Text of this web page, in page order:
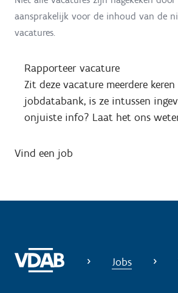
aansprakelijk voor de inhoud van de
vacatures.
Rapporteer vacature
Zit deze vacature meerdere
jobdatabank, is ze intussen
onjuiste info? Laat het ons
Vind een job
Jobs